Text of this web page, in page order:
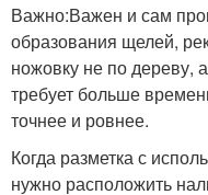
Важно:Важен и сам
образования щелей,
ножовку не по дереву,
требует больше
точнее и ровнее.
Когда разметка с
нужно расположить